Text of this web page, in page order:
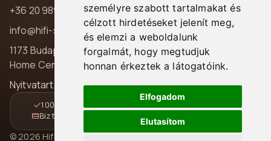
személyre szabott tartalmakat és
célzott hirdetéseket jelenít meg,
és elemzi a weboldalunk
forgalmát, hogy megtudjuk
honnan érkeztek a látogatóink.
Elfogadom
Elutasítom
+36 20 989 7969
info@hifi-station.hu
1173 Budapest, Pesti út 237.
Home Center A/39
Nyitvatartás: H-P 08:00-16:30
100% magyar jótállás
Gyors és követhető kézbesítés
Biztonságos online fizetés
14 napos elállási lehetőség
© 2026 Hifi Station Kft. Minden jog fenntartva.